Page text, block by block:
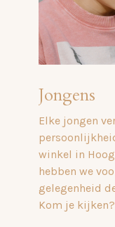
Jongens
Elke jongen
winkel in
hebben we
gelegenheid
Kom je kijken?